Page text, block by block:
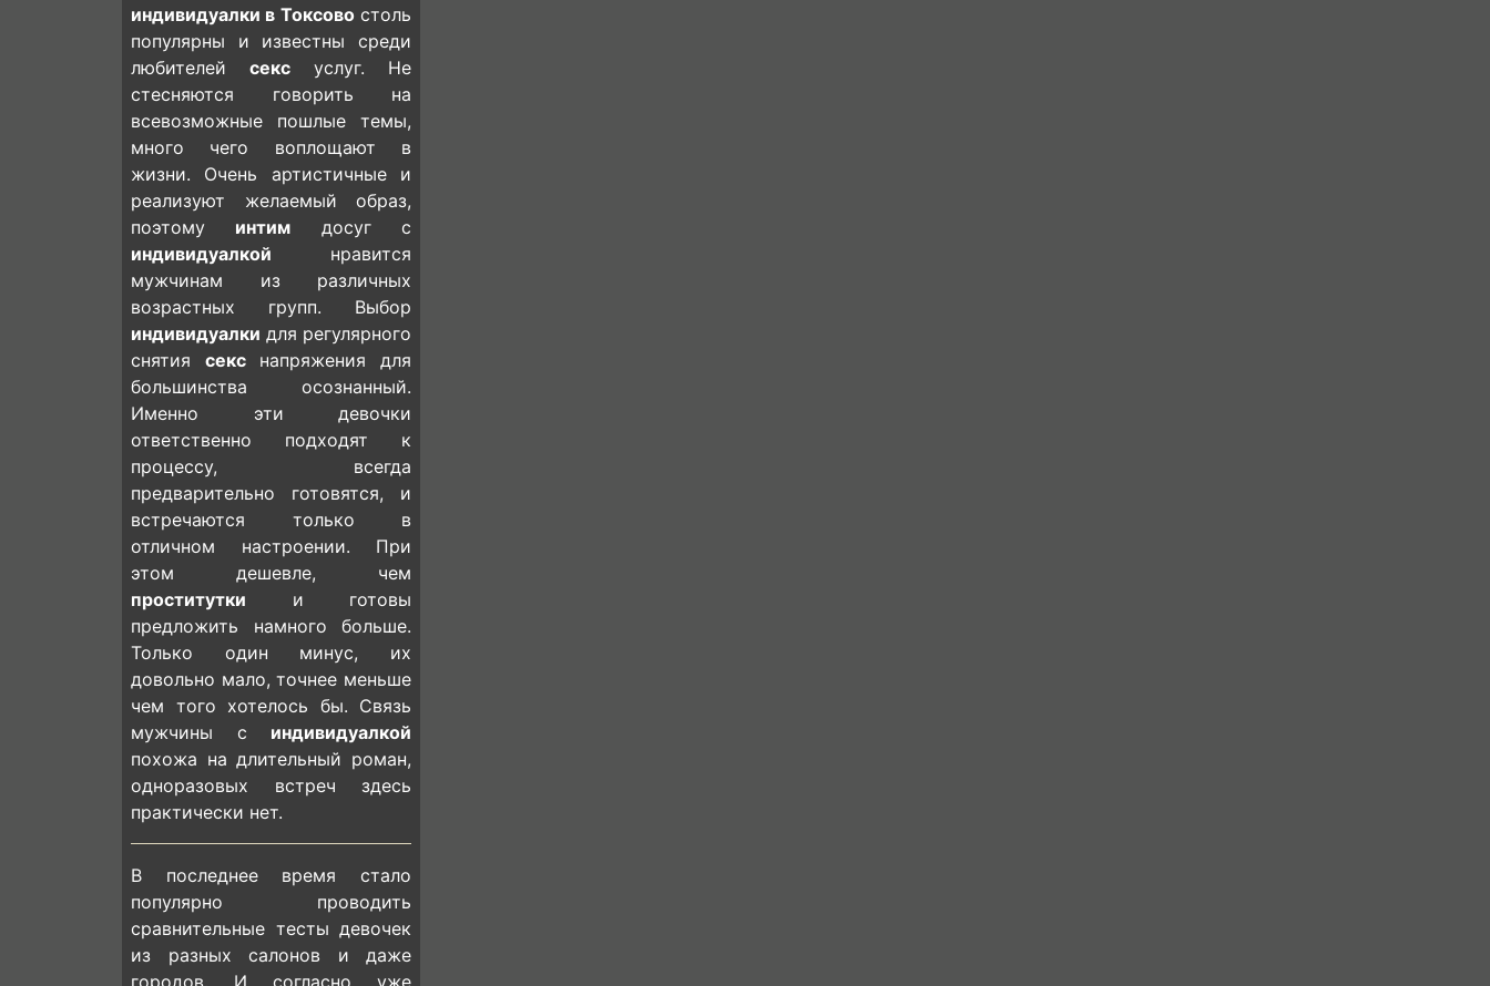
индивидуалки в Токсовостоль
популярны и известны среди
любителей секс услуг. Не
стесняются говорить на
всевозможные пошлые темы,
много чего воплощают в
жизни. Очень артистичные и
реализуют желаемый образ,
поэтому интим досуг с
индивидуалкой нравится
мужчинам из различных
возрастных групп. Выбор
индивидуалки для регулярного
снятия секснапряжения для
большинства осознанный.
Именно эти девочки
ответственно подходят к
процессу, всегда
предварительно готовятся, и
встречаются только в
отличном настроении. При
этом дешевле, чем
проститутки и готовы
предложить намного больше.
Только один минус, их
довольно мало, точнее меньше
чем того хотелось бы. Связь
мужчины с индивидуалкой
похожа на длительный роман,
одноразовых встреч здесь
практически нет.
В последнее время стало
популярно проводить
сравнительные тесты девочек
из разных салонов и даже
городов. И согласно уже